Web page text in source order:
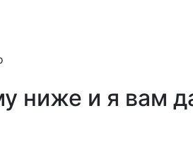
ниже и я вам